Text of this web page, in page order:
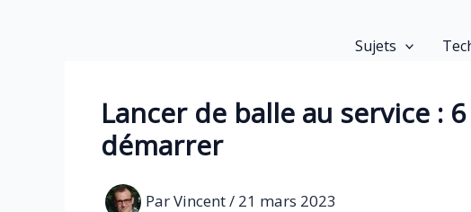
Sujets
Lancer de balle au service :
démarrer
ParVincent/ 21 mars 2023